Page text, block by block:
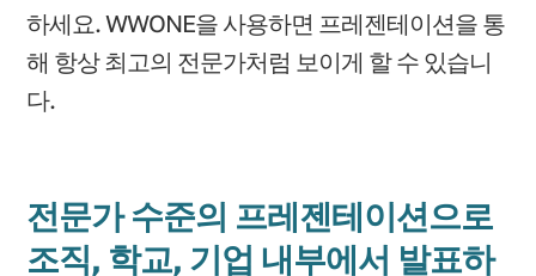
하세요. WWONE을 사용하면 프레젠테이션을 통
해 항상 최고의 전문가처럼 보이게 할 수 있습니
다.
전문가 수준의 프레젠테이션으로
조직, 학교, 기업 내부에서 발표하